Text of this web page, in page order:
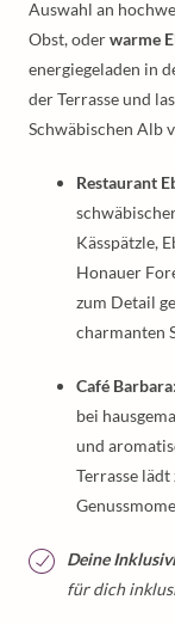
Auswahl an
Obst, oderwarme
energiegeladen in
der Terrasse und
Schwäbischen Alb
Restaurant
Kässpätzle,
Honauer
zum Detail
charmanten
Café Barbara
bei
und
Terrasse
Deine
für dich